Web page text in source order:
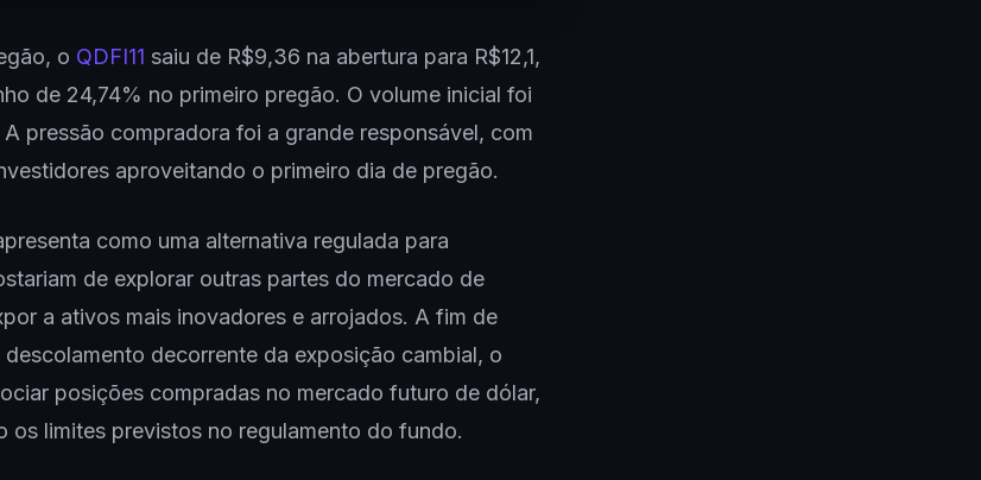
o QDFI11 saiu de R$9,36 na abertura para R$12,1,
de 24,74% no primeiro pregão. O volume inicial foi
A pressão compradora foi a grande responsável, com
aproveitando o primeiro dia de pregão.
como uma alternativa regulada para
de explorar outras partes do mercado de
a ativos mais inovadores e arrojados. A fim de
decorrente da exposição cambial, o
posições compradas no mercado futuro de dólar,
os limites previstos no regulamento do fundo.